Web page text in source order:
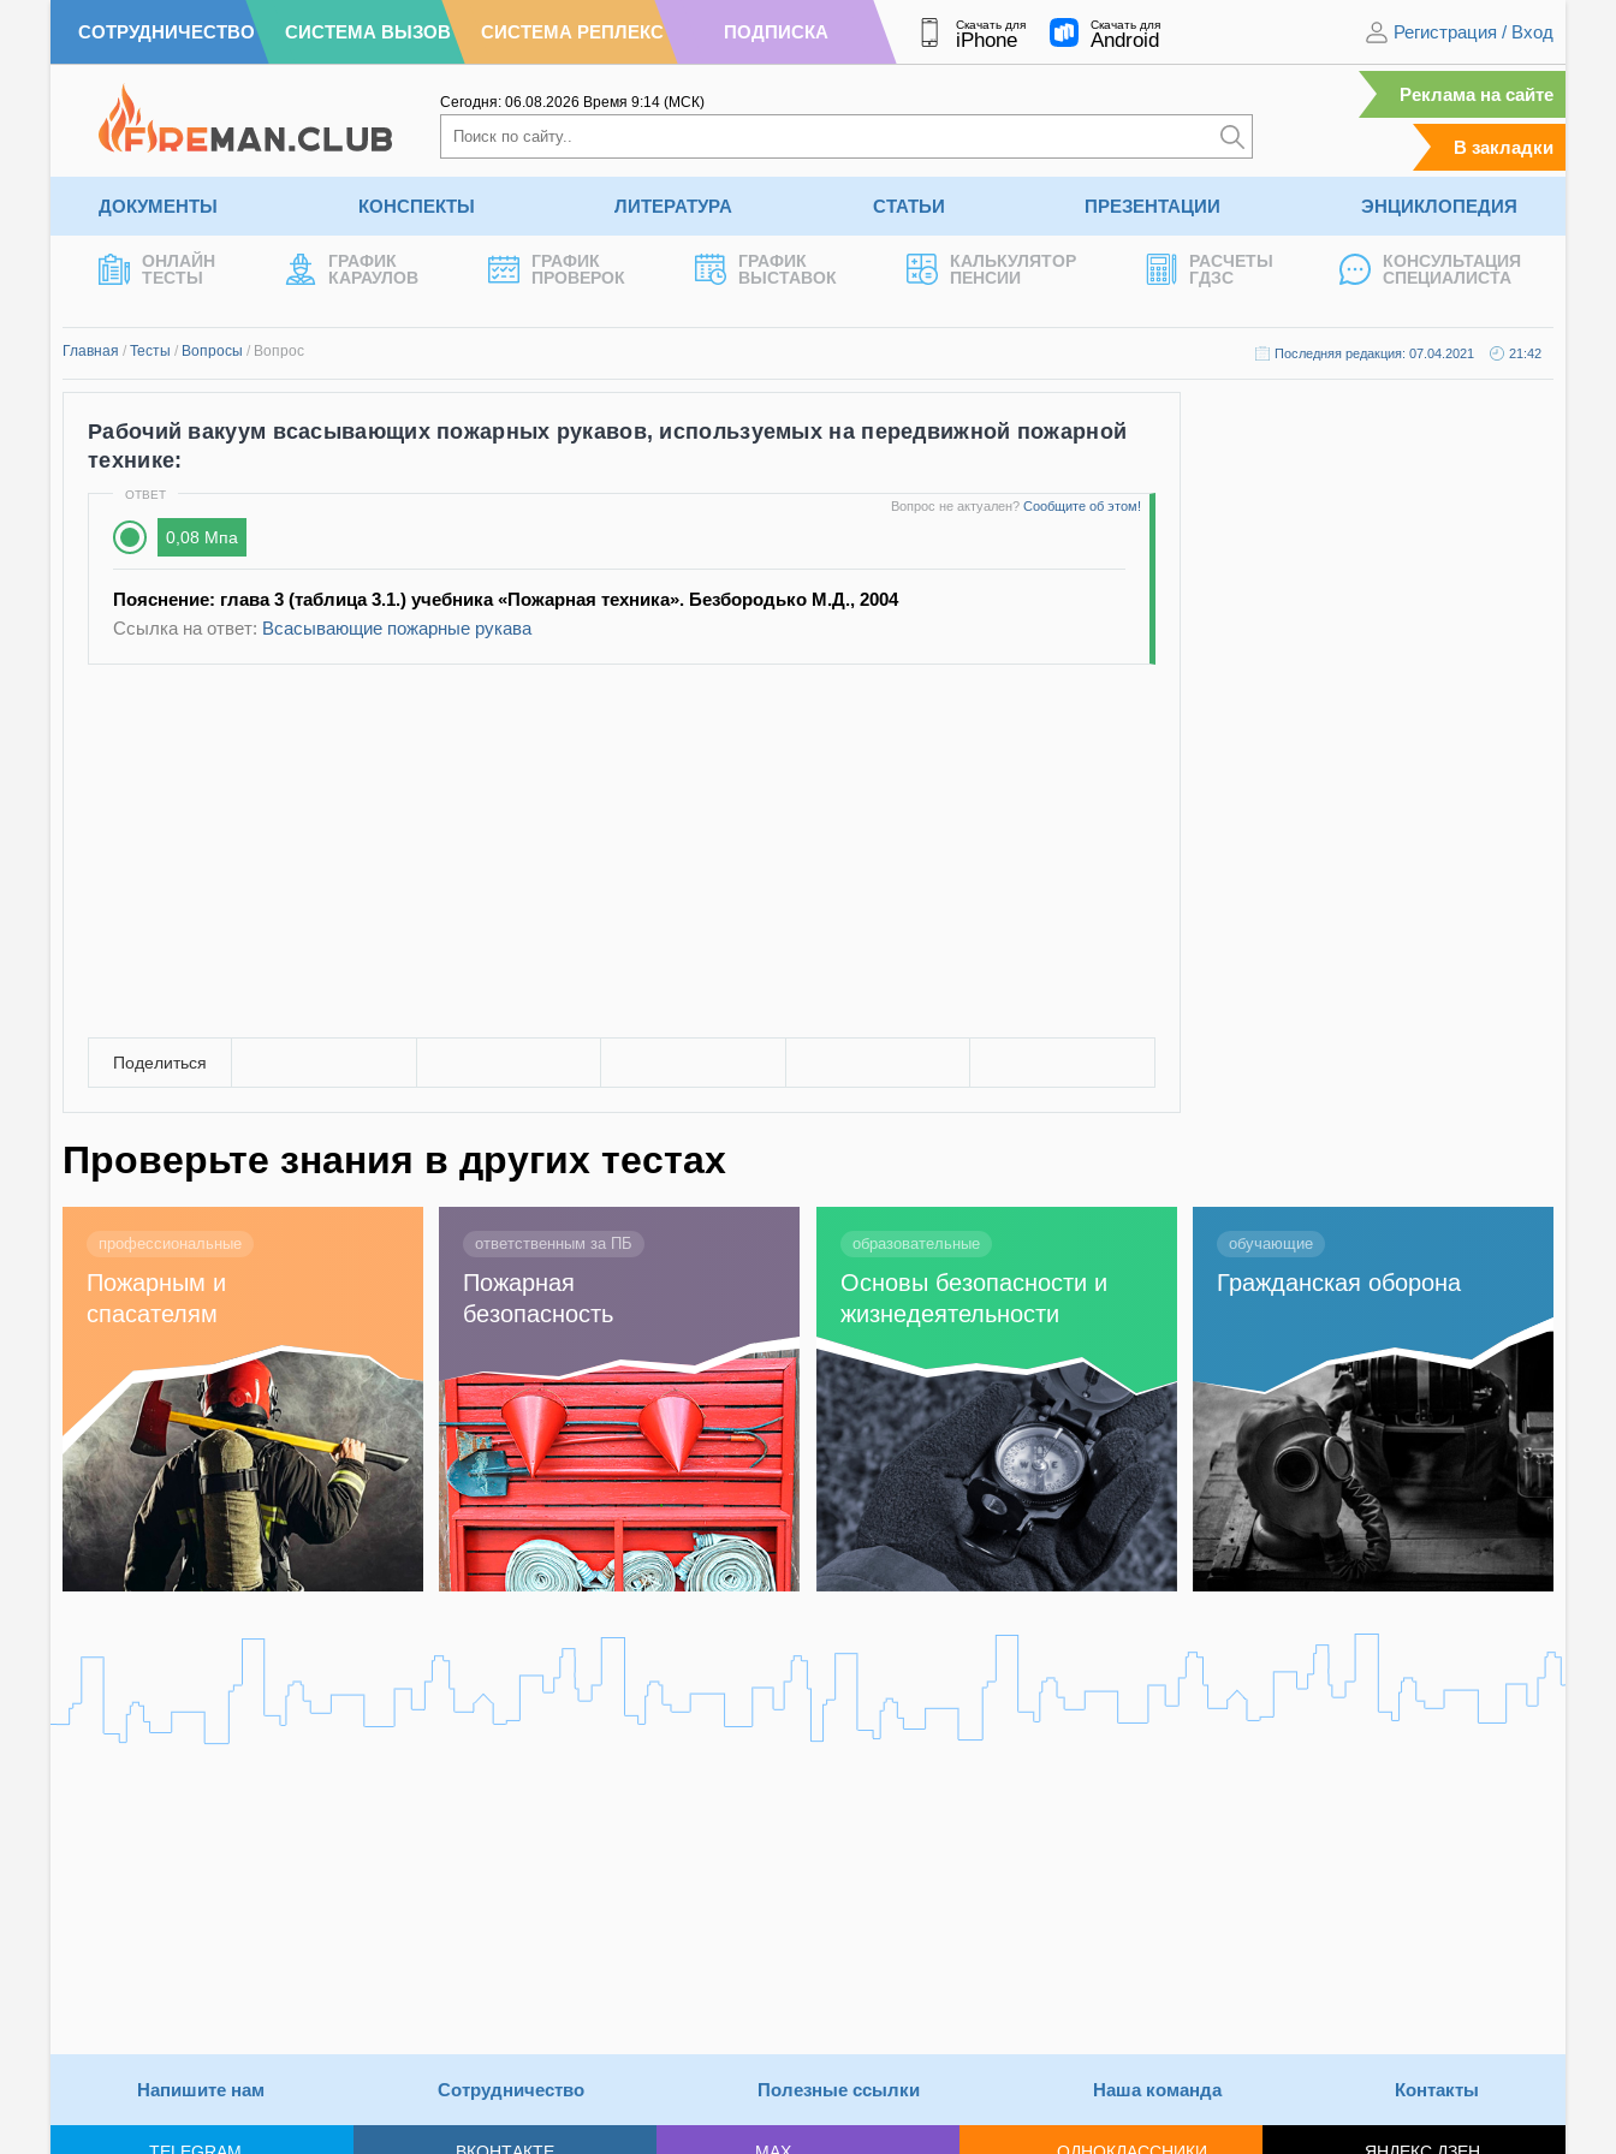
СОТРУДНИЧЕСТВО СИСТЕМА ВЫЗОВ СИСТЕМА РЕПЛЕКС ПОДПИСКА Скачать для
iPhone
Скачать для
Android Регистрация / Вход
Сегодня: 06.08.2026 Время 9:14 (МСК) Реклама на сайте
В закладки
ДОКУМЕНТЫ КОНСПЕКТЫ ЛИТЕРАТУРА СТАТЬИ ПРЕЗЕНТАЦИИ ЭНЦИКЛОПЕДИЯ
ОНЛАЙН
ТЕСТЫ
ГРАФИК
КАРАУЛОВ
ГРАФИК
ПРОВЕРОК
ГРАФИК
ВЫСТАВОК
КАЛЬКУЛЯТОР
ПЕНСИИ
РАСЧЕТЫ
ГДЗС
КОНСУЛЬТАЦИЯ
СПЕЦИАЛИСТА
Главная / Тесты / Вопросы / Вопрос Последняя редакция: 07.04.2021 21:42
Рабочий вакуум всасывающих пожарных рукавов, используемых на передвижной пожарной
технике:
ОТВЕТ
Вопрос не актуален? Сообщите об этом!
0,08 Мпа
Пояснение: глава 3 (таблица 3.1.) учебника «Пожарная техника». Безбородько М.Д., 2004
Ссылка на ответ: Всасывающие пожарные рукава
Поделиться
Проверьте знания в других тестах
профессиональные
Пожарным и
спасателям
ответственным за ПБ
Пожарная
безопасность
образовательные
Основы безопасности и
жизнедеятельности
обучающие
Гражданская оборона
Напишите нам Сотрудничество Полезные ссылки Наша команда Контакты